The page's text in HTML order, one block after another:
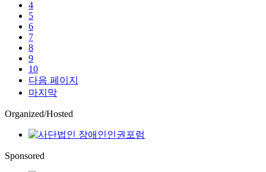
4
5
6
7
8
9
10
다음 페이지
마지막
Organized/Hosted
Sponsored